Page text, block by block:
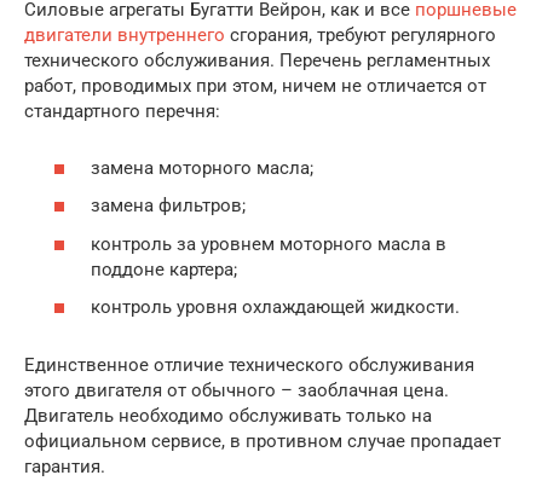
Силовые агрегаты Бугатти Вейрон, как и все поршневые
двигатели внутреннего сгорания, требуют регулярного
технического обслуживания. Перечень регламентных
работ, проводимых при этом, ничем не отличается от
стандартного перечня:
замена моторного масла;
замена фильтров;
контроль за уровнем моторного масла в
поддоне картера;
контроль уровня охлаждающей жидкости.
Единственное отличие технического обслуживания
этого двигателя от обычного – заоблачная цена.
Двигатель необходимо обслуживать только на
официальном сервисе, в противном случае пропадает
гарантия.